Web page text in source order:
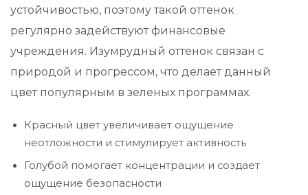
устойчивостью, поэтому такой оттенок
регулярно задействуют финансовые
учреждения. Изумрудный оттенок связан с
природой и прогрессом, что делает данный
цвет популярным в зеленых программах.
Красный цвет увеличивает ощущение
неотложности и стимулирует активность
Голубой помогает концентрации и создает
ощущение безопасности